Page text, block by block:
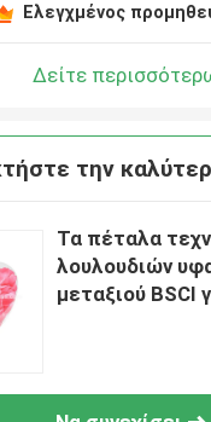
Ελεγχμένος
Δείτε
την
Τα πέταλα
λουλουδιών
μεταξιού BSCI